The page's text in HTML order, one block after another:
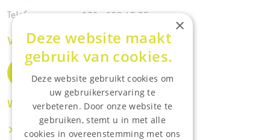
Telefoonnummer: 030 - 688 45 35
Volg ons op de socials
Waar wij o.a actief zijn:
Makelaar IJsselstein
×
Deze website maakt
gebruik van cookies.
Deze website gebruikt cookies om
uw gebruikerservaring te
verbeteren. Door onze website te
gebruiken, stemt u in met alle
cookies in overeenstemming met ons